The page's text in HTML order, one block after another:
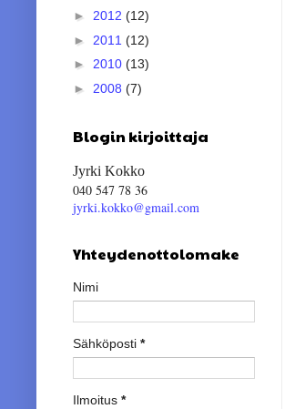
► 2012 (12)
► 2011 (12)
► 2010 (13)
► 2008 (7)
Blogin kirjoittaja
Jyrki Kokko
040 547 78 36
jyrki.kokko@gmail.com
Yhteydenottolomake
Nimi
Sähköposti *
Ilmoitus *